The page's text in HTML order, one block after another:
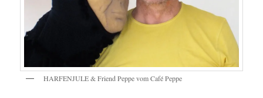
HARFENJULE & Friend Peppe vom Café Peppe